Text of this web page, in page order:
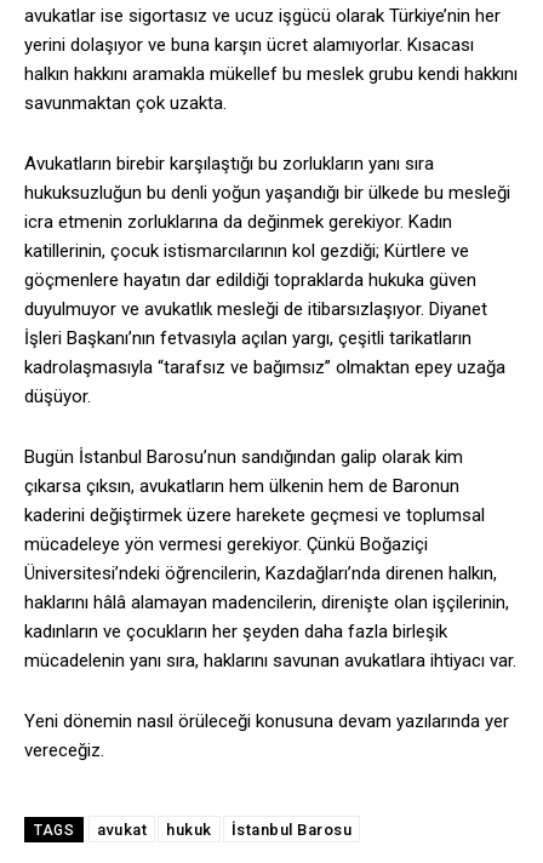
avukatlar ise sigortasız ve ucuz işgücü olarak Türkiye’nin her
yerini dolaşıyor ve buna karşın ücret alamıyorlar. Kısacası
halkın hakkını aramakla mükellef bu meslek grubu kendi hakkını
savunmaktan çok uzakta.
Avukatların birebir karşılaştığı bu zorlukların yanı sıra
hukuksuzluğun bu denli yoğun yaşandığı bir ülkede bu mesleği
icra etmenin zorluklarına da değinmek gerekiyor. Kadın
katillerinin, çocuk istismarcılarının kol gezdiği; Kürtlere ve
göçmenlere hayatın dar edildiği topraklarda hukuka güven
duyulmuyor ve avukatlık mesleği de itibarsızlaşıyor. Diyanet
İşleri Başkanı’nın fetvasıyla açılan yargı, çeşitli tarikatların
kadrolaşmasıyla “tarafsız ve bağımsız” olmaktan epey uzağa
düşüyor.
Bugün İstanbul Barosu’nun sandığından galip olarak kim
çıkarsa çıksın, avukatların hem ülkenin hem de Baronun
kaderini değiştirmek üzere harekete geçmesi ve toplumsal
mücadeleye yön vermesi gerekiyor. Çünkü Boğaziçi
Üniversitesi’ndeki öğrencilerin, Kazdağları’nda direnen halkın,
haklarını hâlâ alamayan madencilerin, direnişte olan işçilerinin,
kadınların ve çocukların her şeyden daha fazla birleşik
mücadelenin yanı sıra, haklarını savunan avukatlara ihtiyacı var.
Yeni dönemin nasıl örüleceği konusuna devam yazılarında yer
vereceğiz.
TAGS avukat hukuk İstanbul Barosu